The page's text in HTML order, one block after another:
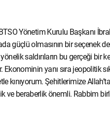
Yönetim Kurulu Başkanı
güçlü olmasının bir seçenek
saldırıların bu gerçeği bir
yanı sıra jeopolitik
kınıyorum. Şehitlerimize
ve beraberlik önemli. Rabbim